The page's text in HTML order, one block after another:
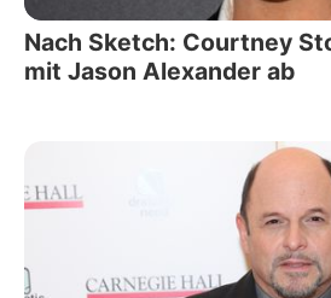
Nach Sketch: Courtney
mit Jason Alexander ab